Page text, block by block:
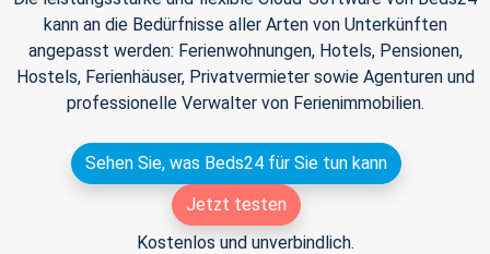
kann an die Bedürfnisse aller Arten von Unterkünften
angepasst werden: Ferienwohnungen, Hotels, Pensionen,
Hostels, Ferienhäuser, Privatvermieter sowie Agenturen und
professionelle Verwalter von Ferienimmobilien.
Sehen Sie, was Beds24 für Sie tun kann
Jetzt testen
Kostenlos und unverbindlich.